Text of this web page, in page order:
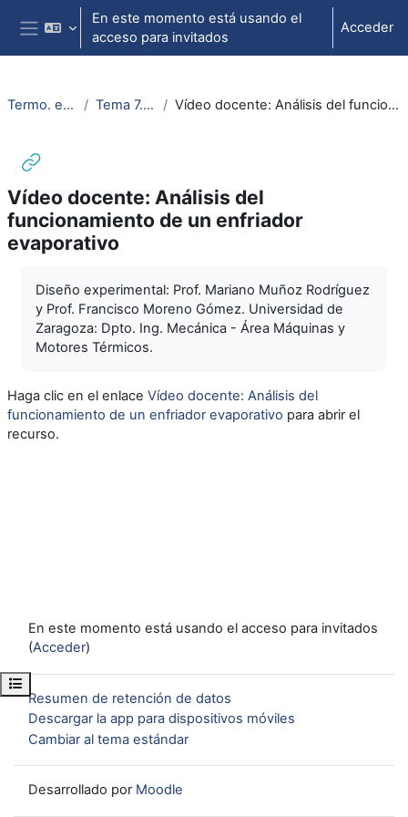
Salta al contenido principal
Panel lateral
En este momento está usando el
acceso para invitados
Acceder
Abrir índice del curso
Termo. e ing. Térmica Tema 7. Psicrometría Vídeo docente: Análisis del funcionamiento de un enfriador evaporativo
Vídeo docente: Análisis del
funcionamiento de un enfriador
evaporativo
Diseño experimental: Prof. Mariano Muñoz Rodríguez
y Prof. Francisco Moreno Gómez. Universidad de
Zaragoza: Dpto. Ing. Mecánica - Área Máquinas y
Motores Térmicos.
Haga clic en el enlace Vídeo docente: Análisis del
funcionamiento de un enfriador evaporativo para abrir el
recurso.
En este momento está usando el acceso para invitados
(Acceder)
Resumen de retención de datos
Descargar la app para dispositivos móviles
Cambiar al tema estándar
Desarrollado por Moodle